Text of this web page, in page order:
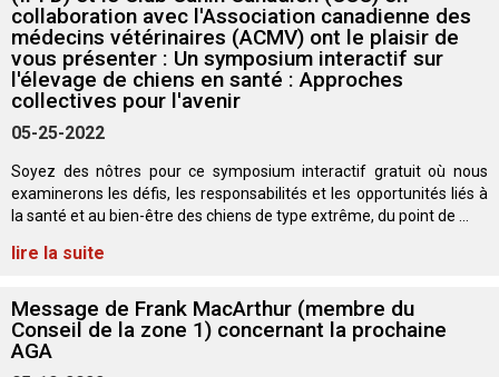
Berger anglais
Berger polonais de plaine
Berger portugais
Puli
Schapendoes néerlandais
Berger Shetland
Chien Ibizan
Lévrier irlandais
Norrbottenspets
Elkhound norvégien
Lundehund norvégien
Otterhound
Terrier tibétain
Xoloitzcuintli (moyen)
Xoloïtzcuintli (standard)
Setter irlandais
Épagneul cocker américain
Épagneul d’eau américain
Épagneul bleu de Picardie
Épagneul breton
Épagneul Clumber
Terrier de Norwich
Terrier du révérend Russell
Terrier chasseur de rat
Terrier Russell
Schnauzer (nain)
Terrier écossais
Caniche (nain)
Carlin
Petit chien russe
Terrier à poil soyeux
Fox terrier miniature
Terrier de Manchester nain
Grand bouvier suisse
Chien du Groenland
Hovawart
Chien d’ours de Carélie
Komondor
Kuvasz
Top Dogs
collaboration avec l'Association canadienne des
médecins vétérinaires (ACMV) ont le plaisir de
vous présenter : Un symposium interactif sur
l'élevage de chiens en santé : Approches
collectives pour l'avenir
05-25-2022
Soyez des nôtres pour ce symposium interactif gratuit où nous
examinerons les défis, les responsabilités et les opportunités liés à
la santé et au bien-être des chiens de type extrême, du point de ...
lire la suite
Message de Frank MacArthur (membre du
Conseil de la zone 1) concernant la prochaine
AGA